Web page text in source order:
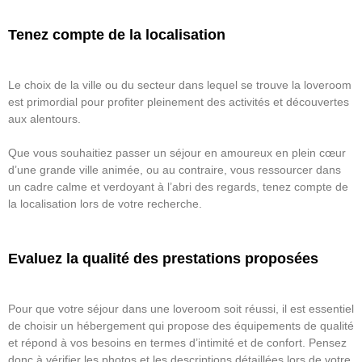
Tenez compte de la localisation
Le choix de la ville ou du secteur dans lequel se trouve la loveroom
est primordial pour profiter pleinement des activités et découvertes
aux alentours.
Que vous souhaitiez passer un séjour en amoureux en plein cœur
d’une grande ville animée, ou au contraire, vous ressourcer dans
un cadre calme et verdoyant à l’abri des regards, tenez compte de
la localisation lors de votre recherche.
Evaluez la qualité des prestations proposées
Pour que votre séjour dans une loveroom soit réussi, il est essentiel
de choisir un hébergement qui propose des équipements de qualité
et répond à vos besoins en termes d’intimité et de confort. Pensez